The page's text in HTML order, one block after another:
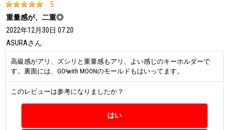
5
重量感が、二重◎
2022年12月30日 07:20
ASURAさん
高級感がアリ、ズシリと重量感もアリ、よい感じのキーホルダーで
す。裏面には、GO!with MOONのモールドもはいってます。
このレビューは参考になりましたか？